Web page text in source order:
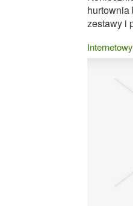
hurtownia
zestawy i